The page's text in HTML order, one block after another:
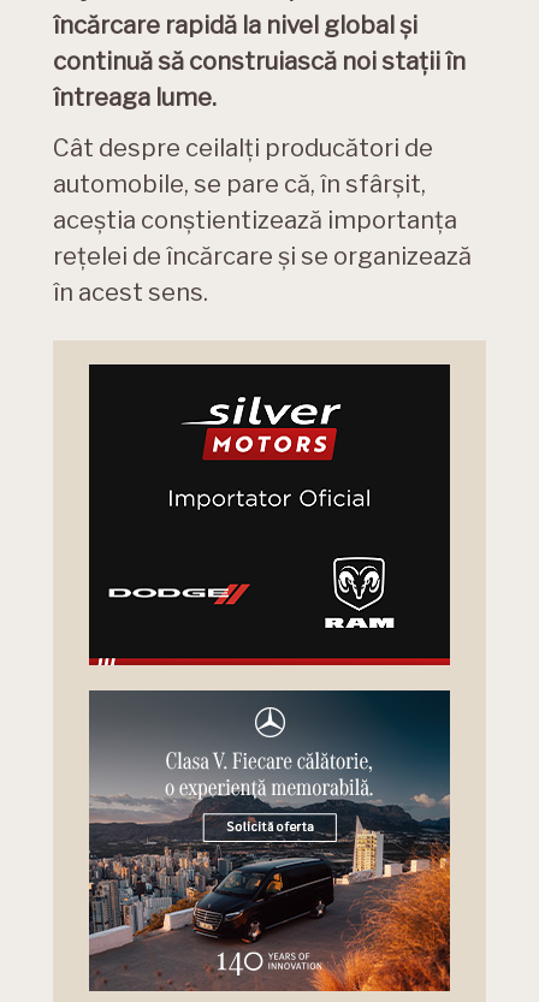
încărcare rapidă la nivel global și
continuă să construiască noi stații în
întreaga lume.
Cât despre ceilalți producători de
automobile, se pare că, în sfârșit,
aceștia conștientizează importanța
rețelei de încărcare și se organizează
în acest sens.